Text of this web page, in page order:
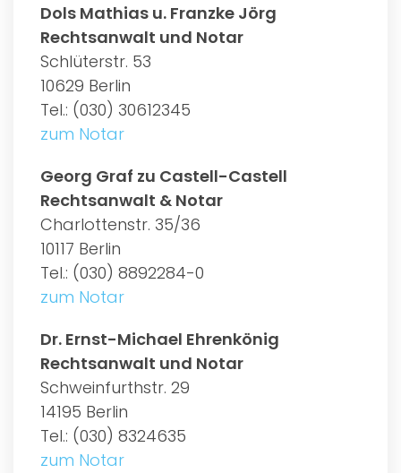
Dols Mathias u. Franzke Jörg
Rechtsanwalt und Notar
Schlüterstr. 53
10629 Berlin
Tel.: (030) 30612345
zum Notar
Georg Graf zu Castell-Castell
Rechtsanwalt & Notar
Charlottenstr. 35/36
10117 Berlin
Tel.: (030) 8892284-0
zum Notar
Dr. Ernst-Michael Ehrenkönig
Rechtsanwalt und Notar
Schweinfurthstr. 29
14195 Berlin
Tel.: (030) 8324635
zum Notar